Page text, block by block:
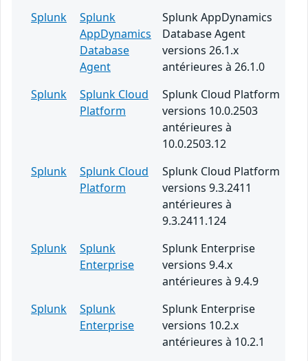
Splunk
Splunk
AppDynamics
Database
Agent
Splunk AppDynamics
Database Agent
versions 26.1.x
antérieures à 26.1.0
Splunk
Splunk Cloud
Platform
Splunk Cloud Platform
versions 10.0.2503
antérieures à
10.0.2503.12
Splunk
Splunk Cloud
Platform
Splunk Cloud Platform
versions 9.3.2411
antérieures à
9.3.2411.124
Splunk
Splunk
Enterprise
Splunk Enterprise
versions 9.4.x
antérieures à 9.4.9
Splunk
Splunk
Enterprise
Splunk Enterprise
versions 10.2.x
antérieures à 10.2.1